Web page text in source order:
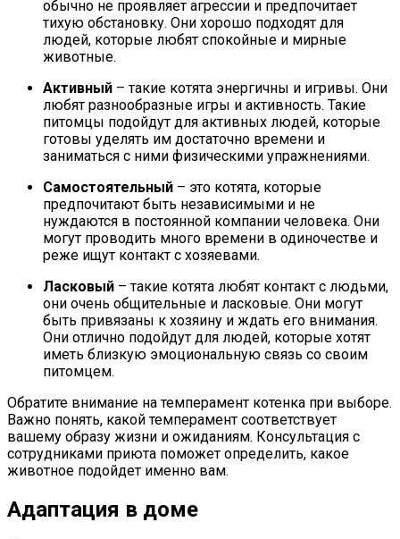
обычно не проявляет агрессии и предпочитает
тихую обстановку. Они хорошо подходят для
людей, которые любят спокойные и мирные
животные.
Активный – такие котята энергичны и игривы. Они
любят разнообразные игры и активность. Такие
питомцы подойдут для активных людей, которые
готовы уделять им достаточно времени и
заниматься с ними физическими упражнениями.
Самостоятельный – это котята, которые
предпочитают быть независимыми и не
нуждаются в постоянной компании человека. Они
могут проводить много времени в одиночестве и
реже ищут контакт с хозяевами.
Ласковый – такие котята любят контакт с людьми,
они очень общительные и ласковые. Они могут
быть привязаны к хозяину и ждать его внимания.
Они отлично подойдут для людей, которые хотят
иметь близкую эмоциональную связь со своим
питомцем.
Обратите внимание на темперамент котенка при выборе.
Важно понять, какой темперамент соответствует
вашему образу жизни и ожиданиям. Консультация с
сотрудниками приюта поможет определить, какое
животное подойдет именно вам.
Адаптация в доме